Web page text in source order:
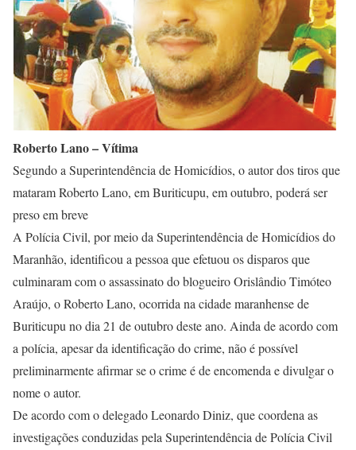
Roberto Lano – Vítima
Segundo a Superintendência de Homicídios, o autor dos tiros que
mataram Roberto Lano, em Buriticupu, em outubro, poderá ser
preso em breve
A Polícia Civil, por meio da Superintendência de Homicídios do
Maranhão, identificou a pessoa que efetuou os disparos que
culminaram com o assassinato do blogueiro Orislândio Timóteo
Araújo, o Roberto Lano, ocorrida na cidade maranhense de
Buriticupu no dia 21 de outubro deste ano. Ainda de acordo com
a polícia, apesar da identificação do crime, não é possível
preliminarmente afirmar se o crime é de encomenda e divulgar o
nome o autor.
De acordo com o delegado Leonardo Diniz, que coordena as
investigações conduzidas pela Superintendência de Polícia Civil